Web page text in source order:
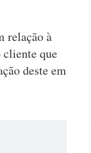
relação à
cliente que
deste em